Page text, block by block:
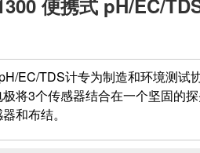
便携式 pH/EC/
EC/TDS计专为制造和环境测试
将3个传感器结合在一个坚固的
和布结。